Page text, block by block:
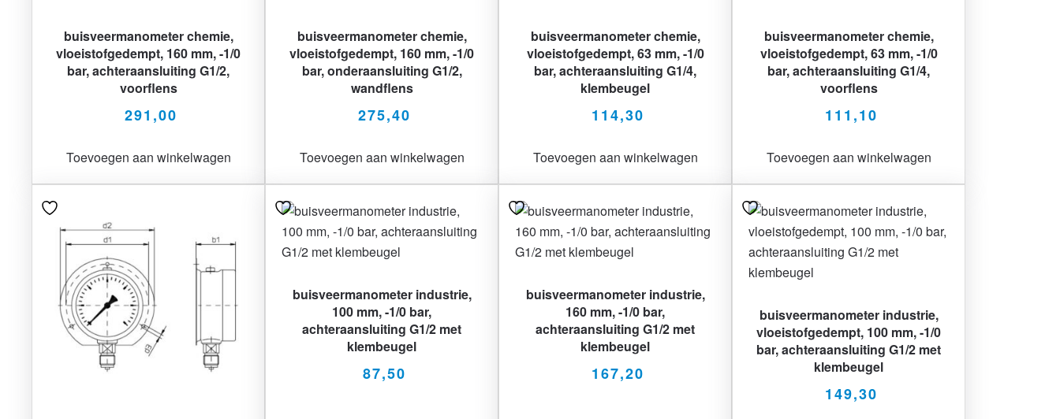
buisveermanometer chemie,
vloeistofgedempt, 160 mm, -1/0
bar, achteraansluiting G1/2,
voorflens
291,00
Toevoegen aan winkelwagen
buisveermanometer chemie,
vloeistofgedempt, 160 mm, -1/0
bar, onderaansluiting G1/2,
wandflens
275,40
Toevoegen aan winkelwagen
buisveermanometer chemie,
vloeistofgedempt, 63 mm, -1/0
bar, achteraansluiting G1/4,
klembeugel
114,30
Toevoegen aan winkelwagen
buisveermanometer chemie,
vloeistofgedempt, 63 mm, -1/0
bar, achteraansluiting G1/4,
voorflens
111,10
Toevoegen aan winkelwagen
buisveermanometer industrie,
100 mm, -1/0 bar,
achteraansluiting G1/2 met
klembeugel
87,50
buisveermanometer industrie,
160 mm, -1/0 bar,
achteraansluiting G1/2 met
klembeugel
167,20
buisveermanometer industrie,
vloeistofgedempt, 100 mm, -1/0
bar, achteraansluiting G1/2 met
klembeugel
149,30